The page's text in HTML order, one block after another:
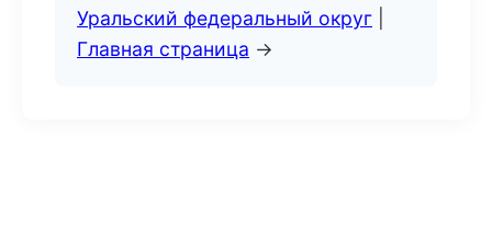
Уральский федеральный округ
Главная страница →